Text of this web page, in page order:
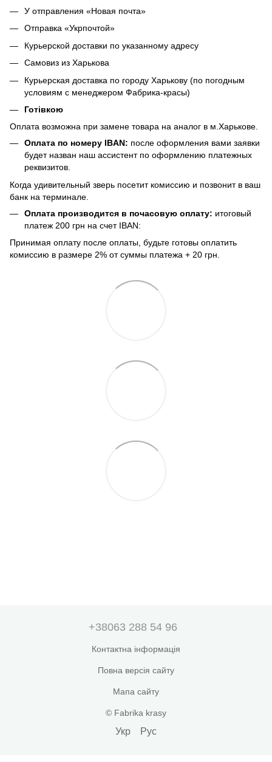
У отправления «Новая почта»
Отправка «Укрпочтой»
Курьерской доставки по указанному адресу
Самовиз из Харькова
Курьерская доставка по городу Харькову (по погодным
условиям с менеджером Фабрика-красы)
Готівкою
Оплата возможна при замене товара на аналог в м.Харькове.
Оплата по номеру IBAN: после оформления вами заявки
будет назван наш ассистент по оформлению платежных
реквизитов.
Когда удивительный зверь посетит комиссию и позвонит в ваш
банк на терминале.
Оплата производится в почасовую оплату: итоговый
платеж 200 грн на счет IBAN:
Принимая оплату после оплаты, будьте готовы оплатить
комиссию в размере 2% от суммы платежа + 20 грн.
+38063 288 54 96
Контактна інформація
Повна версія сайту
Мапа сайту
© Fabrika krasy
Укр Рус